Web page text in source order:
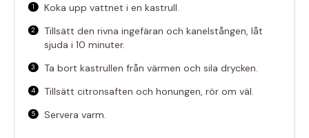
Koka upp vattnet i en kastrull.
Tillsätt den rivna ingefäran och kanelstången, låt
sjuda i 10 minuter.
Ta bort kastrullen från värmen och sila drycken.
Tillsätt citronsaften och honungen, rör om väl.
Servera varm.